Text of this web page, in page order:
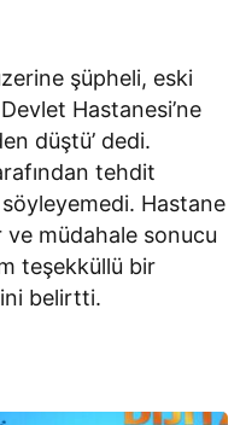
şüpheli, eski
Hastanesi’ne
düştü’ dedi.
tehdit
Hastane
ve müdahale sonucu
teşekküllü bir
belirtti.